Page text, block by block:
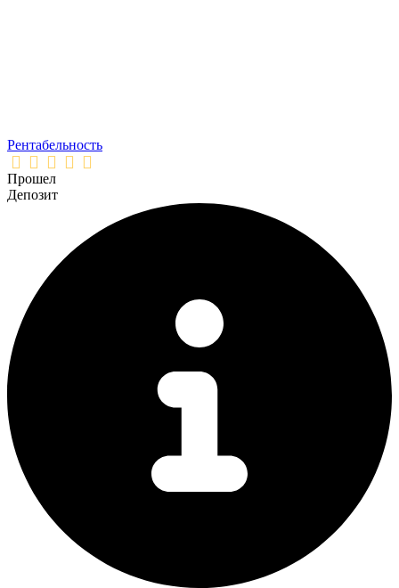
Рентабельность
Прошел
Депозит